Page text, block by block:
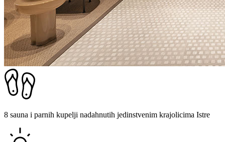
8 sauna i parnih kupelji nadahnutih jedinstvenim krajolicima Istre